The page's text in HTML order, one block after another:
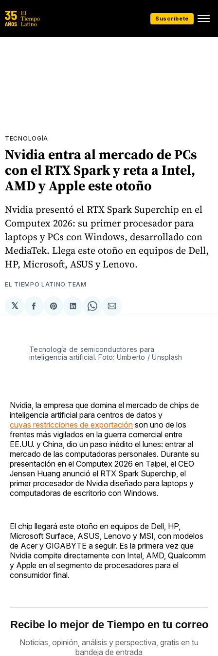
Suscríbete
TECNOLOGÍA
Nvidia entra al mercado de PCs
con el RTX Spark y reta a Intel,
AMD y Apple este otoño
Nvidia presentó el RTX Spark Superchip en el
Computex 2026: su primer procesador para
laptops y PCs con Windows, desarrollado con
MediaTek. Llega este otoño en equipos de Dell,
HP, Microsoft, ASUS y Lenovo.
EL TIEMPO LATINO TEAM
𝕏
Compartir
en
Share
on
Compartir
en
Share
on
Compartir
via
Tecnología de semiconductores para
inteligencia artificial. Foto: Umberto / Unsplash
Nvidia, la empresa que domina el mercado de chips de
inteligencia artificial para centros de datos y
cuyas restricciones de exportación son uno de los
frentes más vigilados en la guerra comercial entre
EE.UU. y China, dio un paso inédito el lunes: entrar al
mercado de las computadoras personales. Durante su
presentación en el Computex 2026 en Taipei, el CEO
Jensen Huang anunció el RTX Spark Superchip, el
primer procesador de Nvidia diseñado para laptops y
computadoras de escritorio con Windows.
El chip llegará este otoño en equipos de Dell, HP,
Microsoft Surface, ASUS, Lenovo y MSI, con modelos
de Acer y GIGABYTE a seguir. Es la primera vez que
Nvidia compite directamente con Intel, AMD, Qualcomm
y Apple en el segmento de procesadores para el
consumidor final.
Recibe lo mejor de Tiempo en tu correo
Noticias, opinión, análisis y perspectiva, gratis en tu
bandeja de entrada